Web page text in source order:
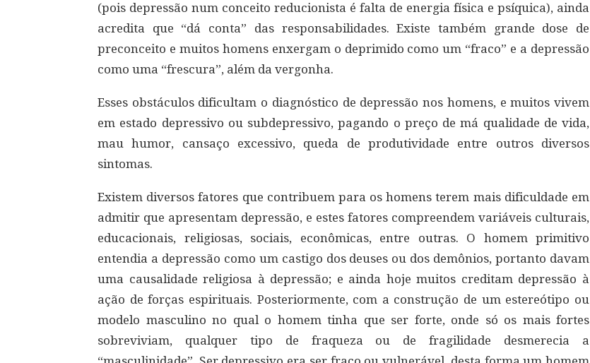
(pois depressão num conceito reducionista é falta de energia física e psíquica), ainda
acredita que “dá conta” das responsabilidades. Existe também grande dose de
preconceito e muitos homens enxergam o deprimido como um “fraco” e a depressão
como uma “frescura”, além da vergonha.
Esses obstáculos dificultam o diagnóstico de depressão nos homens, e muitos vivem
em estado depressivo ou subdepressivo, pagando o preço de má qualidade de vida,
mau humor, cansaço excessivo, queda de produtividade entre outros diversos
sintomas.
Existem diversos fatores que contribuem para os homens terem mais dificuldade em
admitir que apresentam depressão, e estes fatores compreendem variáveis culturais,
educacionais, religiosas, sociais, econômicas, entre outras. O homem primitivo
entendia a depressão como um castigo dos deuses ou dos demônios, portanto davam
uma causalidade religiosa à depressão; e ainda hoje muitos creditam depressão à
ação de forças espirituais. Posteriormente, com a construção de um estereótipo ou
modelo masculino no qual o homem tinha que ser forte, onde só os mais fortes
sobreviviam, qualquer tipo de fraqueza ou de fragilidade desmerecia a